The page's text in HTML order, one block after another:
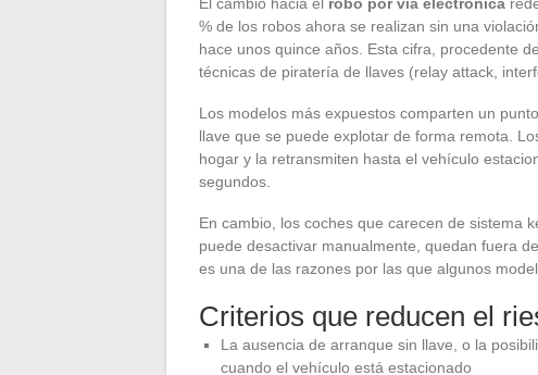
% de los robos ahora se realizan sin una
hace unos quince años. Esta cifra, procedente
técnicas de piratería de llaves (relay attack,
Los modelos más expuestos comparten un
llave que se puede explotar de forma remota.
hogar y la retransmiten hasta el vehículo
segundos.
En cambio, los coches que carecen de sistema
puede desactivar manualmente, quedan fuera
es una de las razones por las que algunos
Criterios que reducen el
La ausencia de arranque sin llave, o la
cuando el vehículo está estacionado